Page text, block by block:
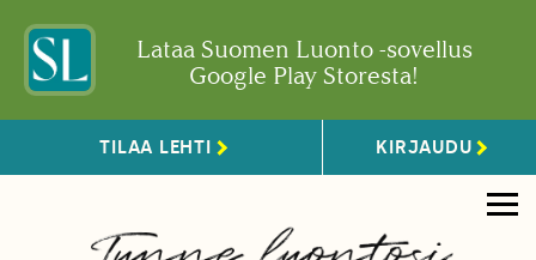
Lataa Suomen Luonto -sovellus
Google Play Storesta!
TILAA LEHTI KIRJAUDU